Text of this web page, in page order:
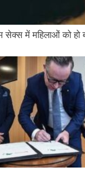
सेक्स में महिलाओं को हो